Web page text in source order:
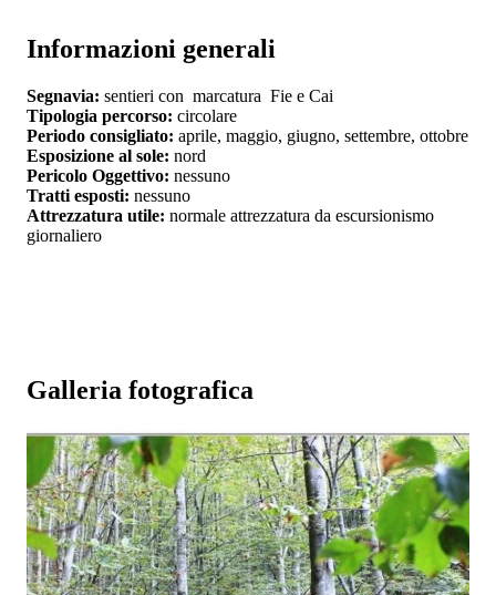
Informazioni generali
Segnavia: sentieri con marcatura Fie e Cai
Tipologia percorso: circolare
Periodo consigliato: aprile, maggio, giugno, settembre, ottobre
Esposizione al sole: nord
Pericolo Oggettivo: nessuno
Tratti esposti: nessuno
Attrezzatura utile: normale attrezzatura da escursionismo
giornaliero
Galleria fotografica